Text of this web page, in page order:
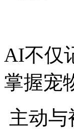
AI不仅
掌握宠
主动